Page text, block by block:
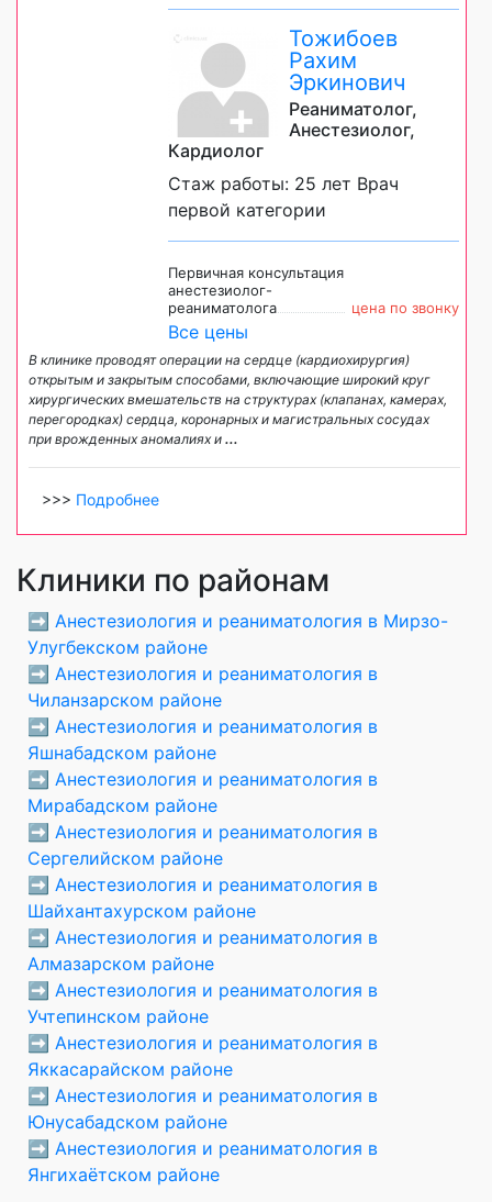
Тожибоев
Рахим
Эркинович
Реаниматолог,
Анестезиолог,
Кардиолог
Стаж работы: 25 лет Врач
первой категории
Первичная консультация
анестезиолог-
реаниматолога
цена по звонку
Все цены
В клинике проводят операции на сердце (кардиохирургия)
открытым и закрытым способами, включающие широкий круг
хирургических вмешательств на структурах (клапанах, камерах,
перегородках) сердца, коронарных и магистральных сосудах
при врожденных аномалиях и ...
>>> Подробнее
Клиники по районам
➡️ Анестезиология и реаниматология в Мирзо-
Улугбекском районе
➡️ Анестезиология и реаниматология в
Чиланзарском районе
➡️ Анестезиология и реаниматология в
Яшнабадском районе
➡️ Анестезиология и реаниматология в
Мирабадском районе
➡️ Анестезиология и реаниматология в
Сергелийском районе
➡️ Анестезиология и реаниматология в
Шайхантахурском районе
➡️ Анестезиология и реаниматология в
Алмазарском районе
➡️ Анестезиология и реаниматология в
Учтепинском районе
➡️ Анестезиология и реаниматология в
Яккасарайском районе
➡️ Анестезиология и реаниматология в
Юнусабадском районе
➡️ Анестезиология и реаниматология в
Янгихаётском районе